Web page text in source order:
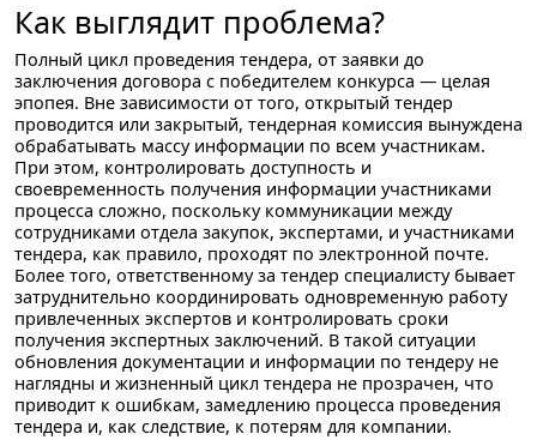
Как выглядит проблема?
Полный цикл проведения тендера, от заявки до
заключения договора с победителем конкурса — целая
эпопея. Вне зависимости от того, открытый тендер
проводится или закрытый, тендерная комиссия вынуждена
обрабатывать массу информации по всем участникам.
При этом, контролировать доступность и
своевременность получения информации участниками
процесса сложно, поскольку коммуникации между
сотрудниками отдела закупок, экспертами, и участниками
тендера, как правило, проходят по электронной почте.
Более того, ответственному за тендер специалисту бывает
затруднительно координировать одновременную работу
привлеченных экспертов и контролировать сроки
получения экспертных заключений. В такой ситуации
обновления документации и информации по тендеру не
наглядны и жизненный цикл тендера не прозрачен, что
приводит к ошибкам, замедлению процесса проведения
тендера и, как следствие, к потерям для компании.